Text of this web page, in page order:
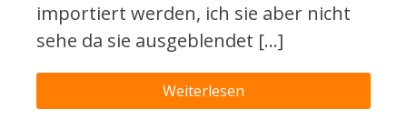
importiert werden, ich sie aber nicht
sehe da sie ausgeblendet […]
Weiterlesen